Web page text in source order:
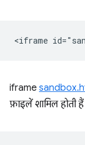
iframe
फ़ाइलें शामिल होती